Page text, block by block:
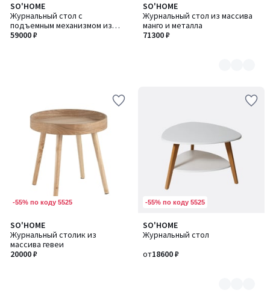
SO'HOME
Журнальный стол с
подъемным механизмом из
массива манго и металла
59000 ₽
SO'HOME
Журнальный стол из массива
манго и металла
71300 ₽
Количество
цветов:
2
-55% по коду 5525
SO'HOME
Журнальный столик из
массива гевеи
20000 ₽
-55% по коду 5525
SO'HOME
Журнальный стол
от18600 ₽
Количество
цветов: